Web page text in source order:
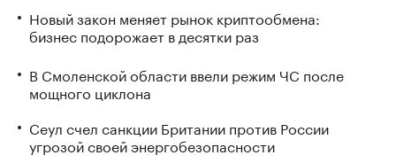
Новый закон меняет рынок криптообмена:
бизнес подорожает в десятки раз
В Смоленской области ввели режим ЧС после
мощного циклона
Сеул счел санкции Британии против России
угрозой своей энергобезопасности